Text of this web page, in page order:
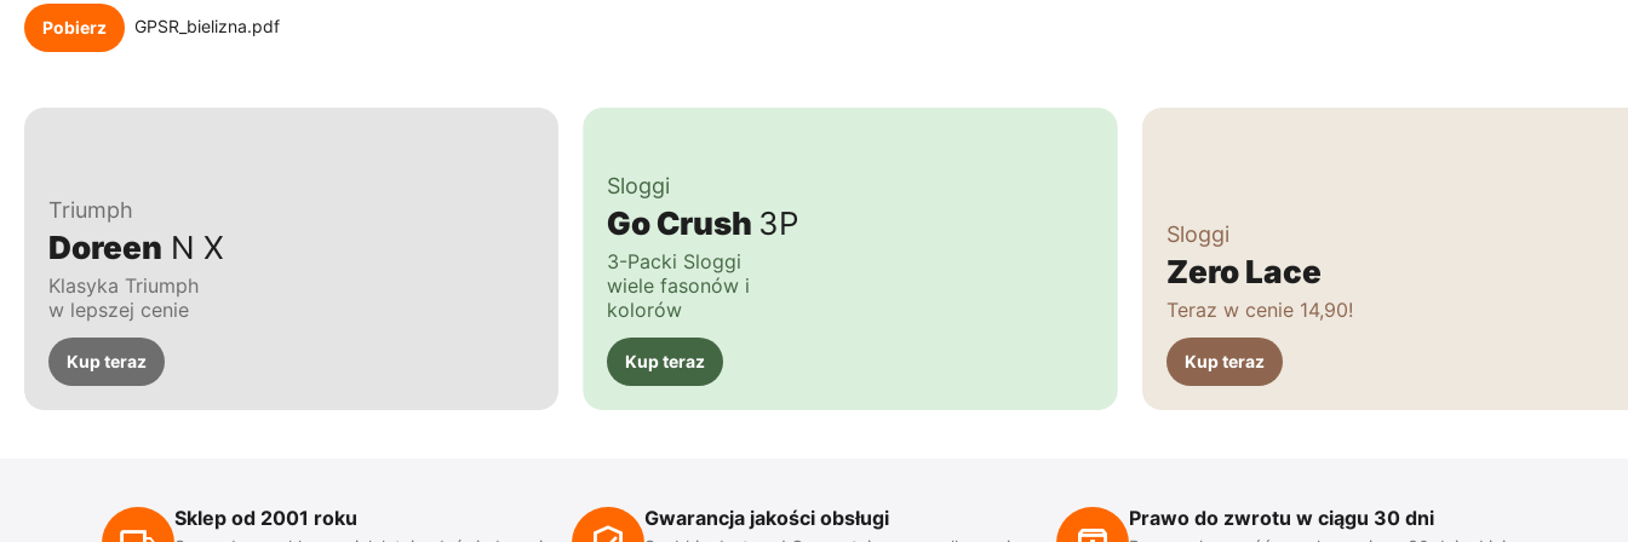
Pobierz GPSR_bielizna.pdf
Triumph
Doreen N X
Klasyka Triumph
w lepszej cenie
Kup teraz
Sloggi
Go Crush 3P
3-Packi Sloggi
wiele fasonów i
kolorów
Kup teraz
Sloggi
Zero Lace
Teraz w cenie 14,90!
Kup teraz
Sklep od 2001 roku Gwarancja jakości obsługi Prawo do zwrotu w ciągu 30 dni